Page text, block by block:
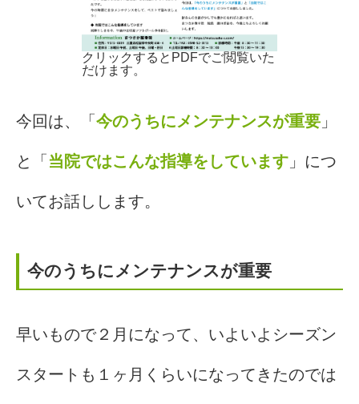
クリックするとPDFでご閲覧いた
だけます。
今回は、「今のうちにメンテナンスが重要 」
と「当院ではこんな指導をしています 」につ
いてお話しします。
今のうちにメンテナンスが重要
早いもので２月になって、いよいよシーズン
スタートも１ヶ月くらいになってきたのでは